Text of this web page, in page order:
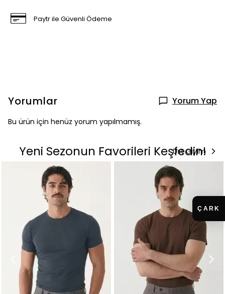
Paytr ile Güvenli Ödeme
Yorumlar Yorum Yap
Bu ürün için henüz yorum yapılmamış.
Yeni Sezonun Favorileri Keşfedin!
Üst Giyim